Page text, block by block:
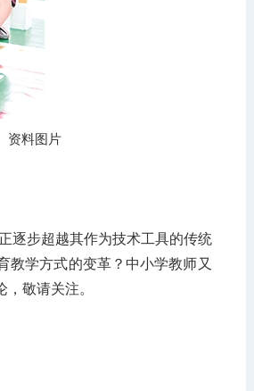
资料图片
逐步超越其作为技术工具的传统
教学方式的变革？中小学教师又
敬请关注。